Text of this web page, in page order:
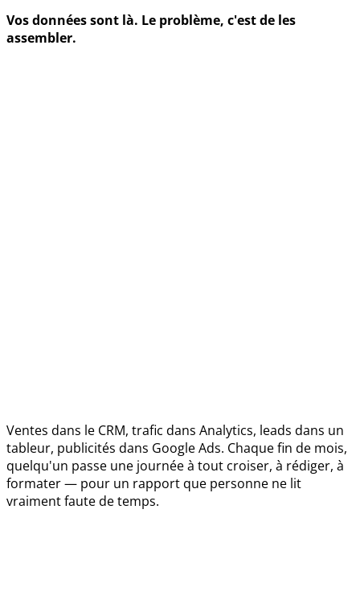
Vos données sont là. Le problème, c'est de les
assembler.
Ventes dans le CRM, trafic dans Analytics, leads dans un
tableur, publicités dans Google Ads. Chaque fin de mois,
quelqu'un passe une journée à tout croiser, à rédiger, à
formater — pour un rapport que personne ne lit
vraiment faute de temps.